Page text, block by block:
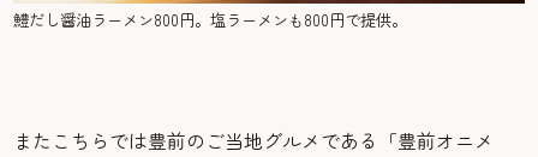
鱧だし醤油ラーメン800円。塩ラーメンも800円で提供。
またこちらでは豊前のご当地グルメである「豊前オニメ